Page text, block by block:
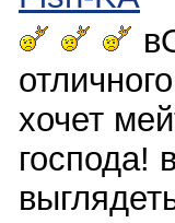
хочет
господа!